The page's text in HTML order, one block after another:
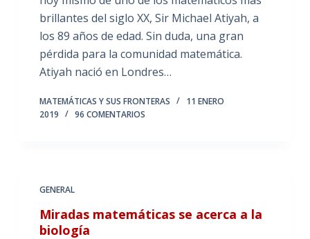
brillantes del siglo XX, Sir Michael Atiyah, a
los 89 años de edad. Sin duda, una gran
pérdida para la comunidad matemática.
Atiyah nació en Londres…
MATEMÁTICAS Y SUS FRONTERAS
11 ENERO
2019
96 COMENTARIOS
GENERAL
Miradas matemáticas se acerca a la
biología